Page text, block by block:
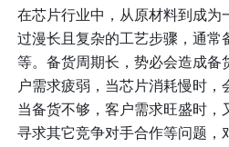
在芯片行业中，从原材料到成为
过漫长且复杂的工艺步骤，通常
等。备货周期长，势必会造成备
户需求疲弱，当芯片消耗慢时，
当备货不够，客户需求旺盛时，
寻求其它竞争对手合作等问题，